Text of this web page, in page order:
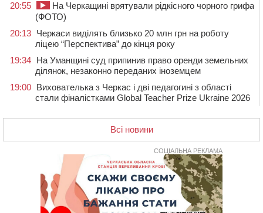
20:55
На Черкащині врятували рідкісного чорного грифа
(ФОТО)
20:13 Черкаси виділять близько 20 млн грн на роботу
ліцею “Перспектива” до кінця року
19:34 На Уманщині суд припинив право оренди земельних
ділянок, незаконно переданих іноземцем
19:00 Вихователька з Черкас і дві педагогині з області
стали фіналістками Global Teacher Prize Ukraine 2026
закрили сезон літнього табору для людей поважного
“Це страшна несправедливість”: мати хворого на
СМА 13-річного хлопця із Драбівщини просить
ОВА виділити кошти на дороговартісні ліки
На Уманщині судитимуть колишню очільницю відділу
освіти через закупівлю електрики за завищеною
Всі новини
СОЦІАЛЬНА РЕКЛАМА